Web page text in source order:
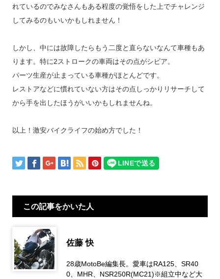
れているのでみなさんもある程度の覚悟をした上でチャレンジ
してみるのもいいかもしれません！
しかし、中には故障したらもう二度と直らないなんて車種もあ
ります。特に2ストロークの車両はその点がシビア。
パーツ生産が止まっている車種がほとんどです。
レストアなどに慣れていない方はその点しっかりリサーチして
から手を出したほうがいいかもしれませんね。
以上！激安バイクライフの始め方でした！
この記事をかいた人
佐藤 快
28歳MotoBe編集長。愛車はRA125、SR40
0、MHR、NSR250R(MC21)※組立中など大